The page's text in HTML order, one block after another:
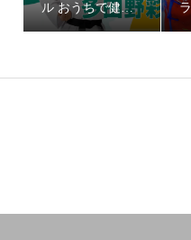
NHK総合テレビ『ニュースウォ
ル おうちで健活
に空手日本代表・